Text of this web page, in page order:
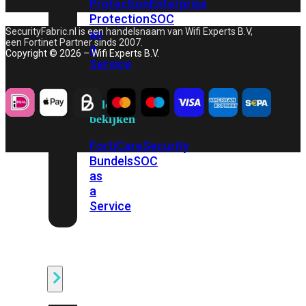
ProtectionEnterprise
ProtectionSOC
as
a
Service
Alles
bekijken
FortiCareSecurity
BundelsSOC
as
a
Service
SecurityFabric.nl is een handelsnaam van Wifi Experts B.V,
een Fortinet Partner sinds 2007.
Copyright © 2026 – Wifi Experts B.V.